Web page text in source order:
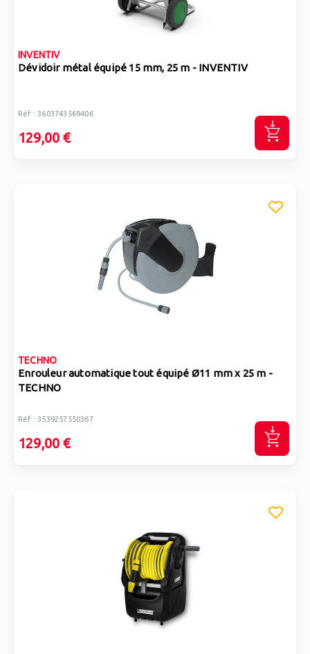
INVENTIV
Dévidoir métal équipé 15 mm, 25 m - INVENTIV
Réf : 3603743569406
129,00 €
TECHNO
Enrouleur automatique tout équipé Ø11 mm x 25 m -
TECHNO
Réf : 3539257550367
129,00 €